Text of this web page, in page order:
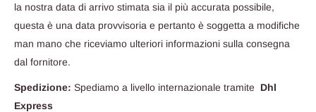
la nostra data di arrivo stimata sia il più accurata possibile,
questa è una data provvisoria e pertanto è soggetta a modifiche
man mano che riceviamo ulteriori informazioni sulla consegna
dal fornitore.
Spedizione: Spediamo a livello internazionale tramite Dhl
Express